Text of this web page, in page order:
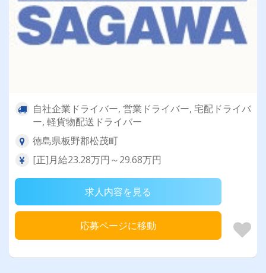
自社企業ドライバー, 営業ドライバー, 宅配ドライバ
ー, 軽貨物配送ドライバー
徳島県板野郡松茂町
[正]月給23.28万円～29.68万円
求人内容を見る
応募ページに移動